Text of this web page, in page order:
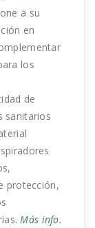
a su
en
los
de
sanitarios
protección,
Más info.